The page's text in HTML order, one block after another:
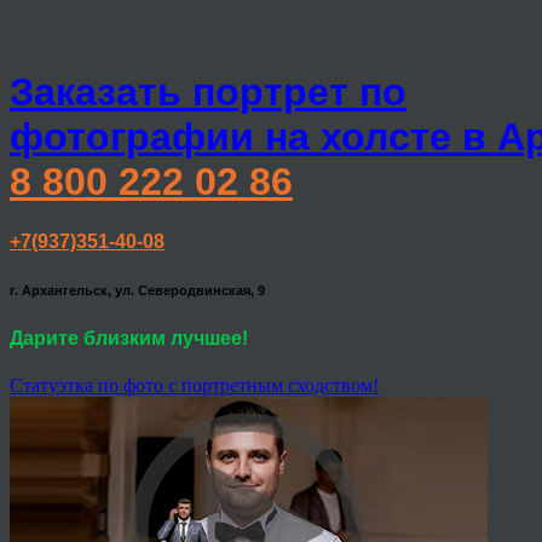
Заказать портрет по
фотографии на холсте в
8 800 222 02 86
+7(937)351-40-08
г. Архангельск, ул. Северодвинская, 9
Дарите близким лучшее!
Статуэтка по фото с портретным сходством!